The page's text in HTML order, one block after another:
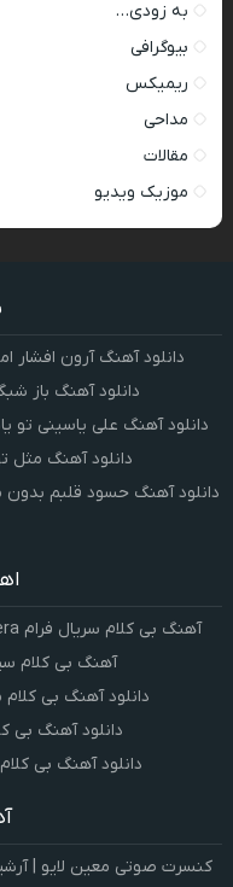
به زودی…
بیوگرافی
ریمیکس
مداحی
مقالات
موزیک ویدیو
دانلود آهنگ آرون
دانلود آهنگ باز
دانلود آهنگ علی یاسینی تو
دانلود آهنگ
دانلود آهنگ حسود قلبم
آهنگ بی کلام سریال فرام Que Sera, Sera از Jack Jezzro – رایگان
آهنگ بی کلام
دانلود آهنگ بی
دانلود آهنگ بی
دانلود آهنگ بی